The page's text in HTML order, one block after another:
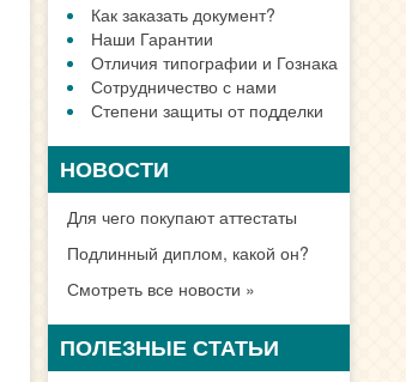
Как заказать документ?
Наши Гарантии
Отличия типографии и Гознака
Сотрудничество с нами
Степени защиты от подделки
НОВОСТИ
Для чего покупают аттестаты
Подлинный диплом, какой он?
Смотреть все новости »
ПОЛЕЗНЫЕ СТАТЬИ